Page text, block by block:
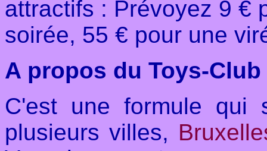
attractifs : Prévoyez 9 €
soirée, 55 € pour une
A propos du Toys-Club
C'est une formule qui
plusieurs villes,